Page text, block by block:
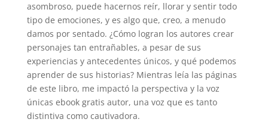
asombroso, puede hacernos reír, llorar y sentir todo
tipo de emociones, y es algo que, creo, a menudo
damos por sentado. ¿Cómo logran los autores crear
personajes tan entrañables, a pesar de sus
experiencias y antecedentes únicos, y qué podemos
aprender de sus historias? Mientras leía las páginas
de este libro, me impactó la perspectiva y la voz
únicas ebook gratis autor, una voz que es tanto
distintiva como cautivadora.